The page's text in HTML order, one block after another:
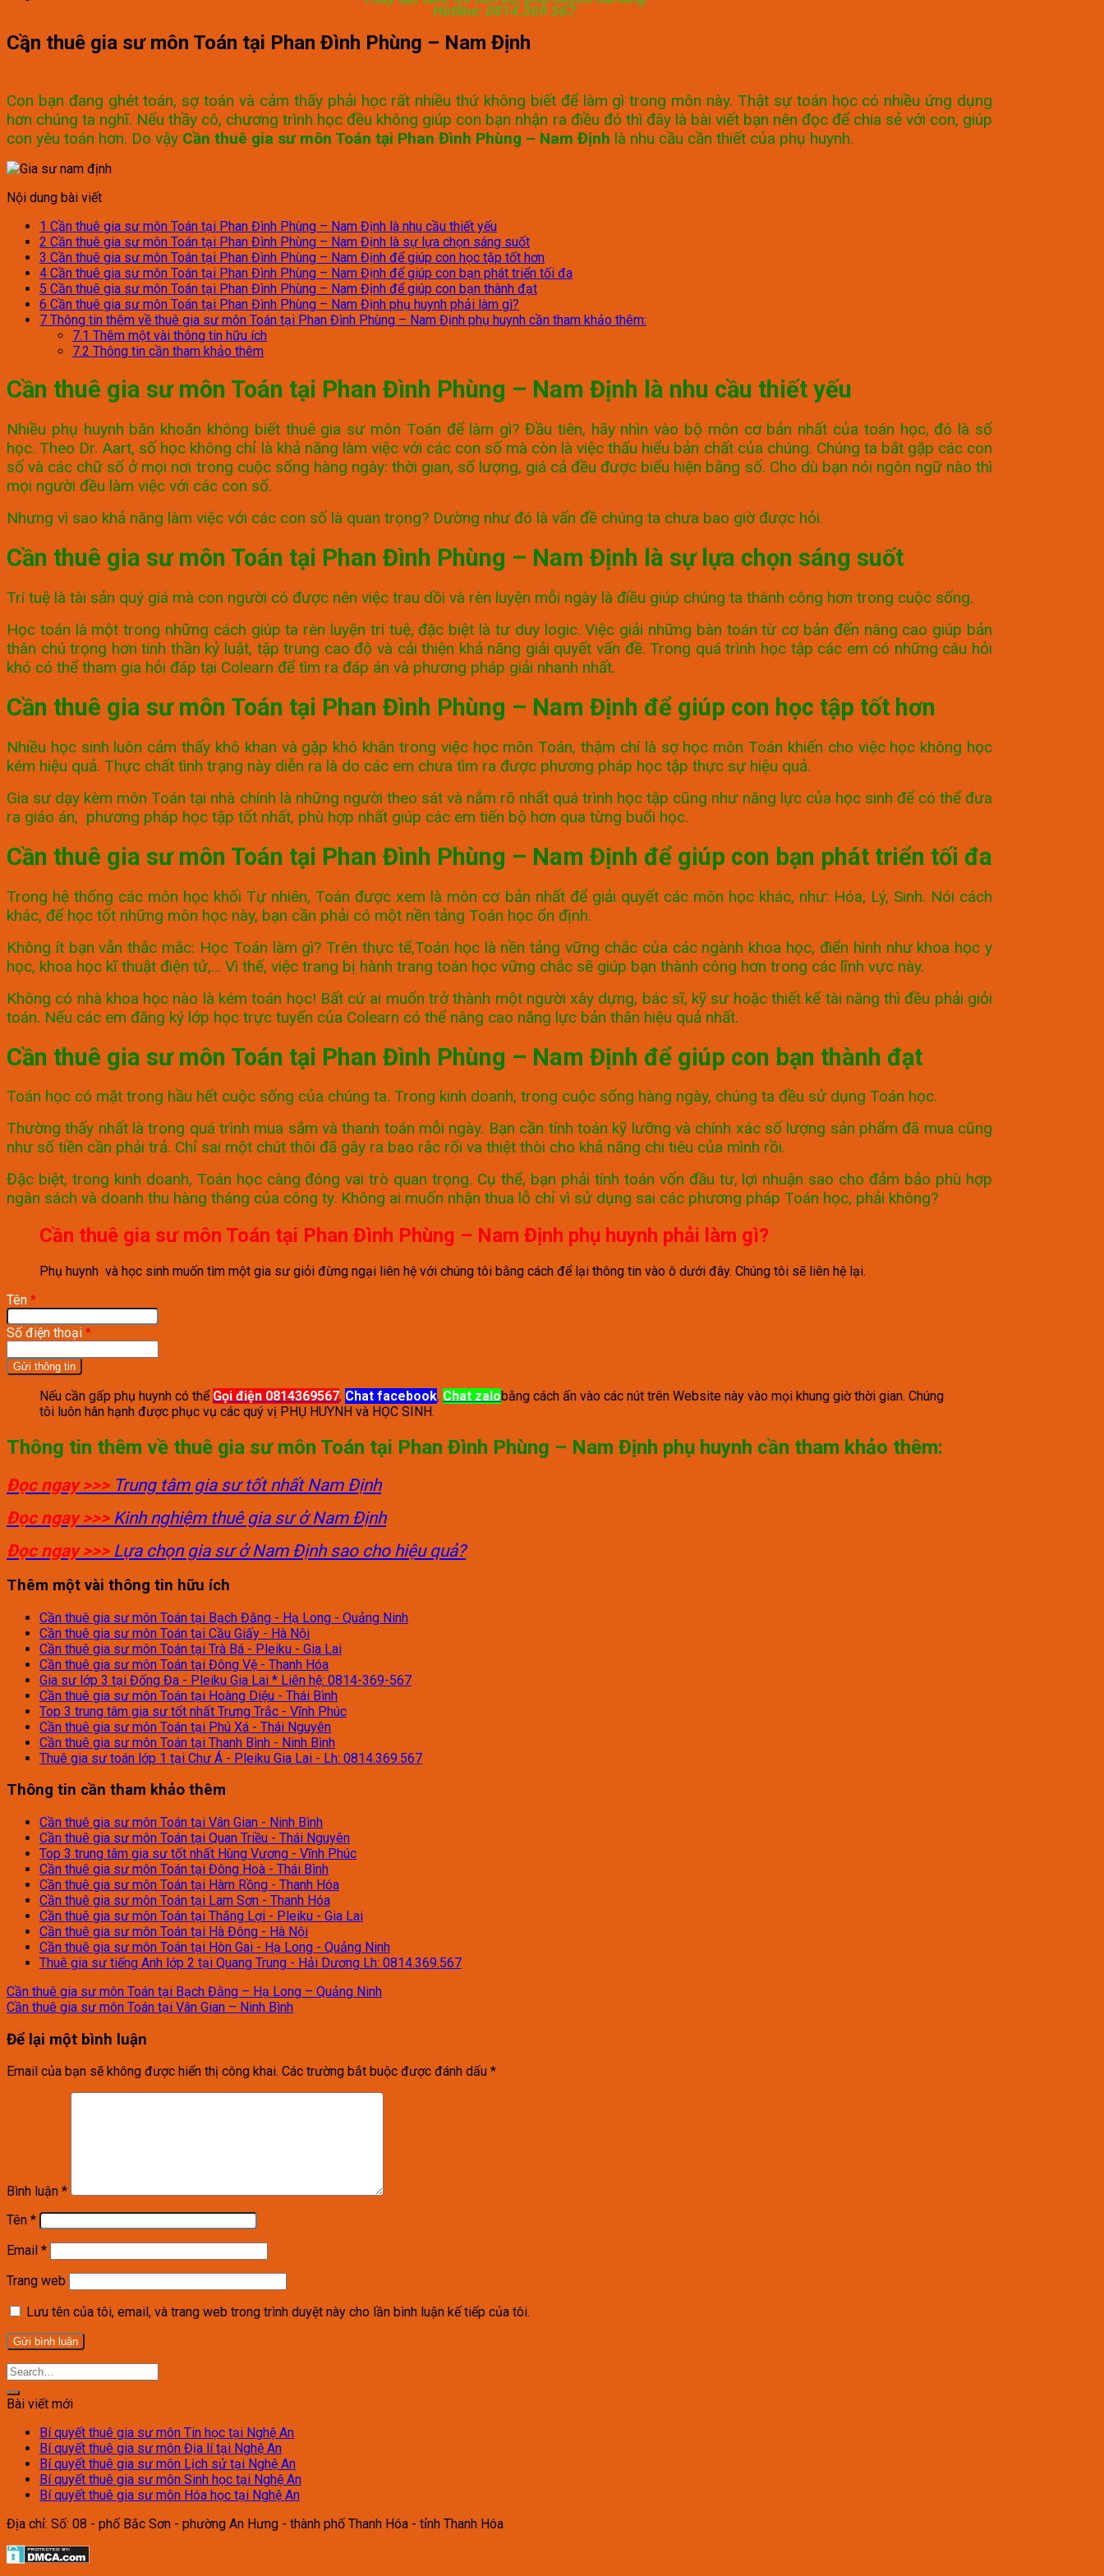
Hotline: 0814.369.567
GIA SƯ HỒNG ĐỨC
Cần thuê gia sư môn Toán tại Phan Đình Phùng – Nam Định
Con bạn đang ghét toán, sợ toán và cảm thấy phải học rất nhiều thứ không biết để làm gì trong môn này. Thật sự toán học có nhiều ứng dụng
hơn chúng ta nghĩ. Nếu thầy cô, chương trình học đều không giúp con bạn nhận ra điều đó thì đây là bài viết bạn nên đọc để chia sẻ với con, giúp
con yêu toán hơn. Do vậy Cần thuê gia sư môn Toán tại Phan Đình Phùng – Nam Định là nhu cầu cần thiết của phụ huynh.
Nội dung bài viết
1 Cần thuê gia sư môn Toán tại Phan Đình Phùng – Nam Định là nhu cầu thiết yếu
2 Cần thuê gia sư môn Toán tại Phan Đình Phùng – Nam Định là sự lựa chọn sáng suốt
3 Cần thuê gia sư môn Toán tại Phan Đình Phùng – Nam Định để giúp con học tập tốt hơn
4 Cần thuê gia sư môn Toán tại Phan Đình Phùng – Nam Định để giúp con bạn phát triển tối đa
5 Cần thuê gia sư môn Toán tại Phan Đình Phùng – Nam Định để giúp con bạn thành đạt
6 Cần thuê gia sư môn Toán tại Phan Đình Phùng – Nam Định phụ huynh phải làm gì?
7 Thông tin thêm về thuê gia sư môn Toán tại Phan Đình Phùng – Nam Định phụ huynh cần tham khảo thêm:
7.1 Thêm một vài thông tin hữu ích
7.2 Thông tin cần tham khảo thêm
Cần thuê gia sư môn Toán tại Phan Đình Phùng – Nam Định là nhu cầu thiết yếu
Nhiều phụ huynh băn khoăn không biết thuê gia sư môn Toán để làm gì? Đầu tiên, hãy nhìn vào bộ môn cơ bản nhất của toán học, đó là số
học. Theo Dr. Aart, số học không chỉ là khả năng làm việc với các con số mà còn là việc thấu hiểu bản chất của chúng. Chúng ta bắt gặp các con
số và các chữ số ở mọi nơi trong cuộc sống hàng ngày: thời gian, số lượng, giá cả đều được biểu hiện bằng số. Cho dù bạn nói ngôn ngữ nào thì
mọi người đều làm việc với các con số.
Nhưng vì sao khả năng làm việc với các con số là quan trọng? Dường như đó là vấn đề chúng ta chưa bao giờ được hỏi.
Cần thuê gia sư môn Toán tại Phan Đình Phùng – Nam Định là sự lựa chọn sáng suốt
Trí tuệ là tài sản quý giá mà con người có được nên việc trau dồi và rèn luyện mỗi ngày là điều giúp chúng ta thành công hơn trong cuộc sống.
Học toán là một trong những cách giúp ta rèn luyện trí tuệ, đặc biệt là tư duy logic. Việc giải những bàn toán từ cơ bản đến nâng cao giúp bản
thân chú trọng hơn tinh thần kỷ luật, tập trung cao độ và cải thiện khả năng giải quyết vấn đề. Trong quá trình học tập các em có những câu hỏi
khó có thể tham gia hỏi đáp tại Colearn để tìm ra đáp án và phương pháp giải nhanh nhất.
Cần thuê gia sư môn Toán tại Phan Đình Phùng – Nam Định để giúp con học tập tốt hơn
Nhiều học sinh luôn cảm thấy khô khan và gặp khó khăn trong việc học môn Toán, thậm chí là sợ học môn Toán khiến cho việc học không học
kém hiệu quả. Thực chất tình trạng này diễn ra là do các em chưa tìm ra được phương pháp học tập thực sự hiệu quả.
Gia sư dạy kèm môn Toán tại nhà chính là những người theo sát và nắm rõ nhất quá trình học tập cũng như năng lực của học sinh để có thể đưa
ra giáo án, phương pháp học tập tốt nhất, phù hợp nhất giúp các em tiến bộ hơn qua từng buổi học.
Cần thuê gia sư môn Toán tại Phan Đình Phùng – Nam Định để giúp con bạn phát triển tối đa
Trong hệ thống các môn học khối Tự nhiên, Toán được xem là môn cơ bản nhất để giải quyết các môn học khác, như: Hóa, Lý, Sinh. Nói cách
khác, để học tốt những môn học này, bạn cần phải có một nền tảng Toán học ổn định.
Không ít bạn vẫn thắc mắc: Học Toán làm gì? Trên thực tế,Toán học là nền tảng vững chắc của các ngành khoa học, điển hình như khoa học y
học, khoa học kĩ thuật điện tử,… Vì thế, việc trang bị hành trang toán học vững chắc sẽ giúp bạn thành công hơn trong các lĩnh vực này.
Không có nhà khoa học nào là kém toán học! Bất cứ ai muốn trở thành một người xây dựng, bác sĩ, kỹ sư hoặc thiết kế tài năng thì đều phải giỏi
toán. Nếu các em đăng ký lớp học trực tuyến của Colearn có thể nâng cao năng lực bản thân hiệu quả nhất.
Cần thuê gia sư môn Toán tại Phan Đình Phùng – Nam Định để giúp con bạn thành đạt
Toán học có mặt trong hầu hết cuộc sống của chúng ta. Trong kinh doanh, trong cuộc sống hàng ngày, chúng ta đều sử dụng Toán học.
Thường thấy nhất là trong quá trình mua sắm và thanh toán mỗi ngày. Bạn cần tính toán kỹ lưỡng và chính xác số lượng sản phẩm đã mua cũng
như số tiền cần phải trả. Chỉ sai một chút thôi đã gây ra bao rắc rối va thiệt thòi cho khả năng chi tiêu của mình rồi.
Đặc biệt, trong kinh doanh, Toán học càng đóng vai trò quan trọng. Cụ thể, bạn phải tính toán vốn đầu tư, lợi nhuận sao cho đảm bảo phù hợp
ngân sách và doanh thu hàng tháng của công ty. Không ai muốn nhận thua lỗ chỉ vì sử dụng sai các phương pháp Toán học, phải không?
Cần thuê gia sư môn Toán tại Phan Đình Phùng – Nam Định phụ huynh phải làm gì?
Phụ huynh và học sinh muốn tìm một gia sư giỏi đừng ngại liên hệ với chúng tôi bằng cách để lại thông tin vào ô dưới đây. Chúng tôi sẽ liên hệ lại.
Tên *
Số điện thoại *
Nếu cần gấp phụ huynh có thể Gọi điện 0814369567, Chat facebook, Chat zalobằng cách ấn vào các nút trên Website này vào mọi khung giờ thời gian. Chúng
tôi luôn hân hạnh được phục vụ các quý vị PHỤ HUYNH và HỌC SINH.
Thông tin thêm về thuê gia sư môn Toán tại Phan Đình Phùng – Nam Định phụ huynh cần tham khảo thêm:
Đọc ngay >>>Trung tâm gia sư tốt nhất Nam Định
Đọc ngay >>> Kinh nghiệm thuê gia sư ở Nam Định
Đọc ngay >>> Lựa chọn gia sư ở Nam Định sao cho hiệu quả?
Thêm một vài thông tin hữu ích
Cần thuê gia sư môn Toán tại Bạch Đằng - Hạ Long - Quảng Ninh
Cần thuê gia sư môn Toán tại Cầu Giấy - Hà Nội
Cần thuê gia sư môn Toán tại Trà Bá - Pleiku - Gia Lai
Cần thuê gia sư môn Toán tại Đông Vệ - Thanh Hóa
Gia sư lớp 3 tại Đống Đa - Pleiku Gia Lai * Liên hệ: 0814-369-567
Cần thuê gia sư môn Toán tại Hoàng Diệu - Thái Bình
Top 3 trung tâm gia sư tốt nhất Trưng Trắc - Vĩnh Phúc
Cần thuê gia sư môn Toán tại Phú Xá - Thái Nguyên
Cần thuê gia sư môn Toán tại Thanh Bình - Ninh Bình
Thuê gia sư toán lớp 1 tại Chư Á - Pleiku Gia Lai - Lh: 0814.369.567
Thông tin cần tham khảo thêm
Cần thuê gia sư môn Toán tại Vân Gian - Ninh Bình
Cần thuê gia sư môn Toán tại Quan Triều - Thái Nguyên
Top 3 trung tâm gia sư tốt nhất Hùng Vương - Vĩnh Phúc
Cần thuê gia sư môn Toán tại Đông Hoà - Thái Bình
Cần thuê gia sư môn Toán tại Hàm Rồng - Thanh Hóa
Cần thuê gia sư môn Toán tại Lam Sơn - Thanh Hóa
Cần thuê gia sư môn Toán tại Thắng Lợi - Pleiku - Gia Lai
Cần thuê gia sư môn Toán tại Hà Đông - Hà Nội
Cần thuê gia sư môn Toán tại Hòn Gai - Hạ Long - Quảng Ninh
Thuê gia sư tiếng Anh lớp 2 tại Quang Trung - Hải Dương Lh: 0814.369.567
Cần thuê gia sư môn Toán tại Bạch Đằng – Hạ Long – Quảng Ninh
Cần thuê gia sư môn Toán tại Vân Gian – Ninh Bình
Để lại một bình luận
Email của bạn sẽ không được hiển thị công khai. Các trường bắt buộc được đánh dấu *
Bình luận *
Tên *
Email *
Trang web
Lưu tên của tôi, email, và trang web trong trình duyệt này cho lần bình luận kế tiếp của tôi.
Bài viết mới
Bí quyết thuê gia sư môn Tin học tại Nghệ An
Bí quyết thuê gia sư môn Địa lí tại Nghệ An
Bí quyết thuê gia sư môn Lịch sử tại Nghệ An
Bí quyết thuê gia sư môn Sinh học tại Nghệ An
Bí quyết thuê gia sư môn Hóa học tại Nghệ An
Địa chỉ: Số: 08 - phố Bắc Sơn - phường An Hưng - thành phố Thanh Hóa - tỉnh Thanh Hóa